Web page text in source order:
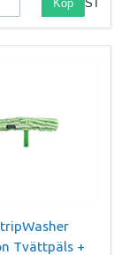
Köp ST
Tvättpäls +